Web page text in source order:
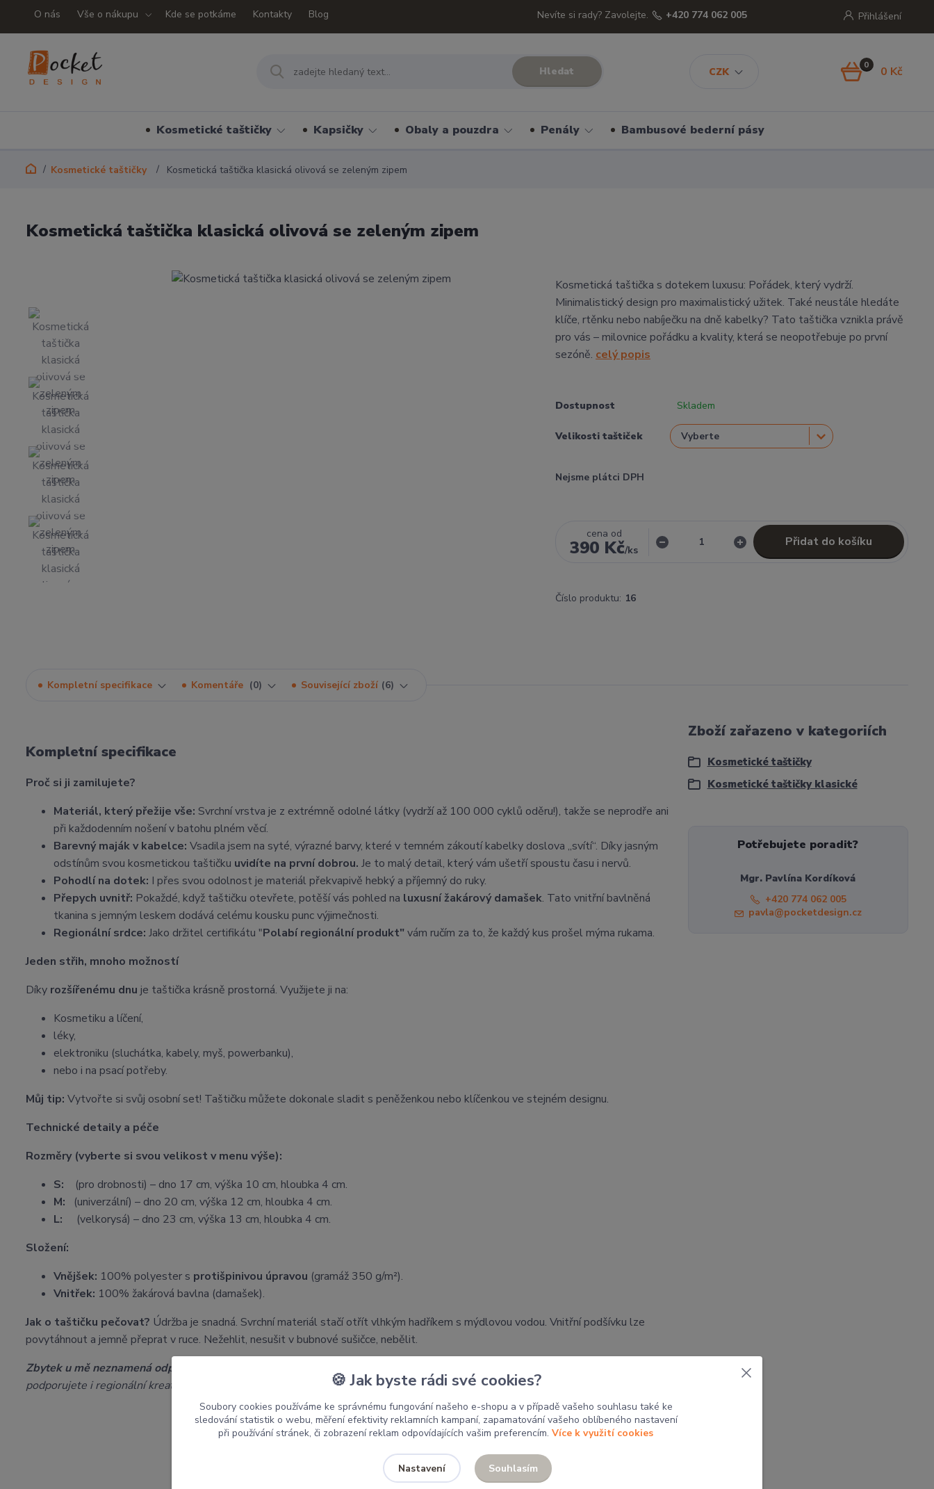
O nás Vše o nákupu Kde se potkáme Kontakty Blog
CZK
Přihlášení
Hledat
Nevíte si rady? Zavolejte. +420 774 062 005
0 0 Kč
Kosmetické taštičky Kapsičky Obaly a pouzdra Penály Bambusové bederní pásy
Kosmetické taštičky Kosmetická taštička klasická olivová se zeleným zipem
Kosmetická taštička klasická olivová se zeleným zipem
Kosmetická taštička s dotekem luxusu: Pořádek, který vydrží.
Minimalistický design pro maximalistický užitek. Také neustále hledáte
klíče, rtěnku nebo nabíječku na dně kabelky? Tato taštička vznikla právě
pro vás – milovnice pořádku a kvality, která se neopotřebuje po první
sezóně. celý popis
Dostupnost Skladem
Velikosti taštiček
Nejsme plátci DPH
cena od
390 Kč/ks
Přidat do košíku
Číslo produktu: 16
Kompletní specifikace Komentáře 0 Související zboží 6
Kompletní specifikace
Proč si ji zamilujete?
Materiál, který přežije vše: Svrchní vrstva je z extrémně odolné látky (vydrží až 100 000 cyklů oděru!), takže se neprodře ani
při každodenním nošení v batohu plném věcí.
Barevný maják v kabelce: Vsadila jsem na syté, výrazné barvy, které v temném zákoutí kabelky doslova „svítí“. Díky jasným
odstínům svou kosmetickou taštičku uvidíte na první dobrou. Je to malý detail, který vám ušetří spoustu času i nervů.
Pohodlí na dotek: I přes svou odolnost je materiál překvapivě hebký a příjemný do ruky.
Přepych uvnitř: Pokaždé, když taštičku otevřete, potěší vás pohled na luxusní žakárový damašek. Tato vnitřní bavlněná
tkanina s jemným leskem dodává celému kousku punc výjimečnosti.
Regionální srdce: Jako držitel certifikátu "Polabí regionální produkt"vám ručím za to, že každý kus prošel mýma rukama.
Jeden střih, mnoho možností
Díky rozšířenému dnu je taštička krásně prostorná. Využijete ji na:
Kosmetiku a líčení,
léky,
elektroniku (sluchátka, kabely, myš, powerbanku),
nebo i na psací potřeby.
Můj tip: Vytvořte si svůj osobní set! Taštičku můžete dokonale sladit s peněženkou nebo klíčenkou ve stejném designu.
Technické detaily a péče
Rozměry (vyberte si svou velikost v menu výše):
S: (pro drobnosti) – dno 17 cm, výška 10 cm, hloubka 4 cm.
M: (univerzální) – dno 20 cm, výška 12 cm, hloubka 4 cm.
L: (velkorysá) – dno 23 cm, výška 13 cm, hloubka 4 cm.
Složení:
Vnějšek: 100% polyester s protišpinivou úpravou (gramáž 350 g/m²).
Vnitřek: 100% žakárová bavlna (damašek).
Jak o taštičku pečovat? Údržba je snadná. Svrchní materiál stačí otřít vlhkým hadříkem s mýdlovou vodou. Vnitřní podšívku lze
povytáhnout a jemně přeprat v ruce. Nežehlit, nesušit v bubnové sušičce, nebělit.
Zbytek u mě neznamená odpad:
podporujete i regionální kreativitu.
Zboží zařazeno v kategoriích
Kosmetické taštičky
Kosmetické taštičky klasické
Potřebujete poradit?
Mgr. Pavlína Kordíková
+420 774 062 005
pavla@pocketdesign.cz
Související zboží 6
🍪 Jak byste rádi své cookies?
Soubory cookies používáme ke správnému fungování našeho e-shopu a v případě vašeho souhlasu také ke
sledování statistik o webu, měření efektivity reklamních kampaní, zapamatování vašeho oblíbeného nastavení
při používání stránek, či zobrazení reklam odpovídajících vašim preferencím. Více k využití cookies
Nastavení Souhlasím